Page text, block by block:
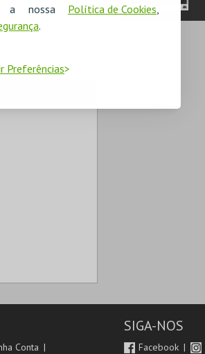
a nossa Política de Cookies,
.
Preferências
Conta
SIGA-NOS
Facebook